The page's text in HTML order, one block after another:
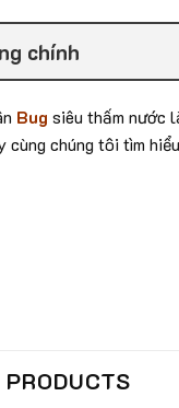
chính
Bug siêu thấm nước
cùng chúng tôi tìm